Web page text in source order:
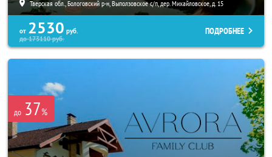
Тверская обл., Бологовский р-н, Выползовское с/п, дер. Михайловское, д. 15
от 2530 руб.
до173110руб.
ПОДРОБНЕЕ
до 37%